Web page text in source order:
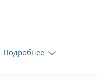
Подробнее